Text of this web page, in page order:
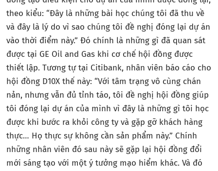
theo kiểu: “Đây là những bài học chúng tôi đã thu về
và đây là lý do vì sao chúng tôi đề nghị đóng lại dự án
vào thời điểm này.” Đó chính là những gì đã quan sát
được tại GE Oil and Gas khi cơ chế hội đồng được
thiết lập. Tương tự tại Citibank, nhân viên báo cáo cho
hội đồng D10X thế này: “Với tâm trạng vô cùng chán
nản, nhưng vẫn đủ tỉnh táo, tôi đề nghị hội đồng giúp
tôi đóng lại dự án của mình vì đây là những gì tôi học
được khi bước ra khỏi công ty và gặp gỡ khách hàng
thực… Họ thực sự không cần sản phẩm này.” Chính
những nhân viên đó sau này sẽ gặp lại hội đồng đổi
mới sáng tạo với một ý tưởng mạo hiểm khác. Và đó